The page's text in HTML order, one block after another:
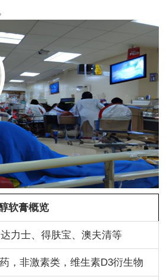
软膏概览
达力士、得肤宝、澳夫清等
，非激素类，维生素D3衍生物